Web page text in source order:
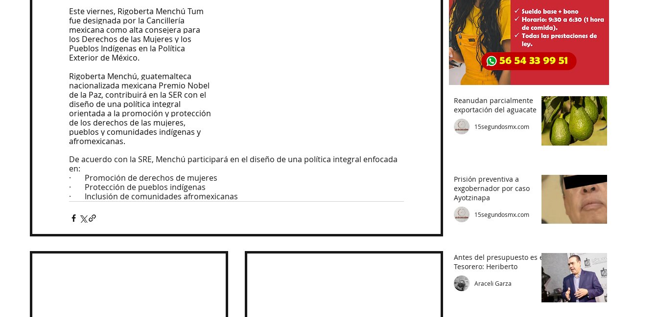
Este viernes, Rigoberta Menchú Tum
fue designada por la Cancillería
mexicana como alta consejera para
los Derechos de las Mujeres y los
Pueblos Indígenas en la Política
Exterior de México.
Rigoberta Menchú, guatemalteca
nacionalizada mexicana Premio Nobel
de la Paz, contribuirá en la SER con el
diseño de una política integral
orientada a la promoción y protección
de los derechos de las mujeres,
pueblos y comunidades indígenas y
afromexicanas.
De acuerdo con la SRE, Menchú participará en el diseño de una política integral enfocada
en:
·       Promoción de derechos de mujeres
·       Protección de pueblos indígenas
·       Inclusión de comunidades afromexicanas
Reanudan parcialmente
exportación del aguacate
15segundosmx.com
Prisión preventiva a
exgobernador por caso
Ayotzinapa
15segundosmx.com
Antes del presupuesto es el
Tesorero: Heriberto
Araceli Garza